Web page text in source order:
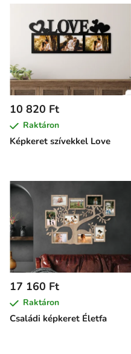
Képkeret szívekkel Love
10 820 Ft
Raktáron
Családi képkeret Életfa
17 160 Ft
Raktáron